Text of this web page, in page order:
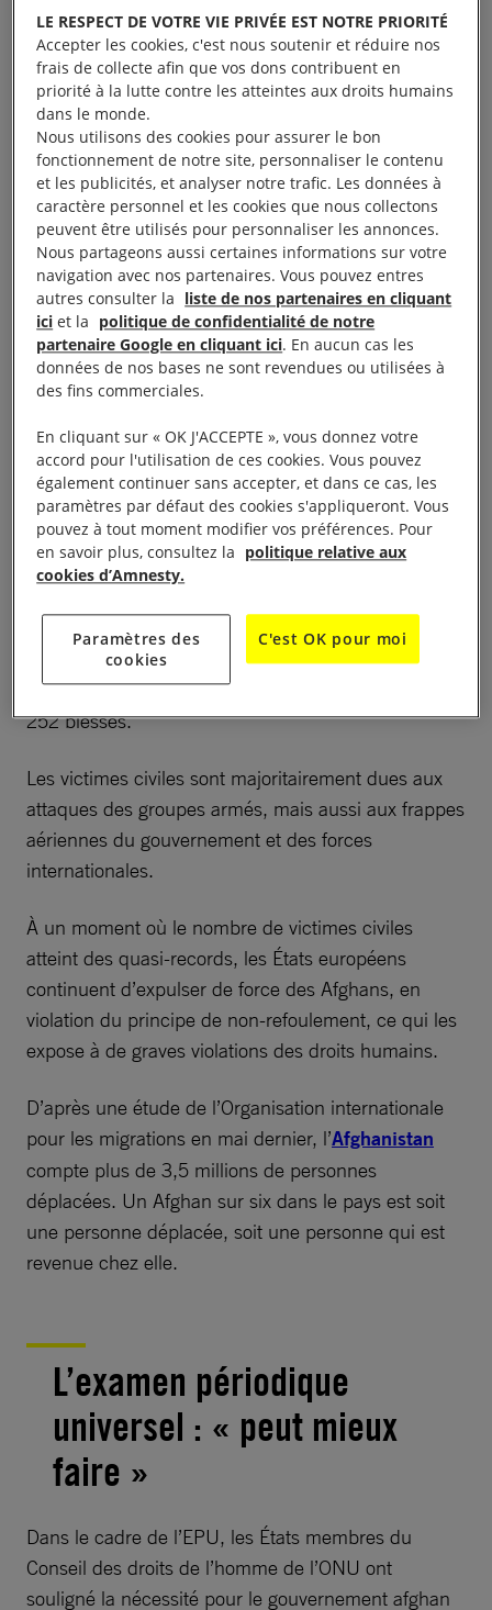
davantage pour la protection des défenseurs des
droits humains.
À lire aussi :
Des victimes civiles
toujours aussi nombreuses
Au cours des neuf premiers mois
de l’année 2018, 2 798 civils ont
été tués et 5 252 blessés.
Selon la Mission d’assistance des Nations unies en
Afghanistan (MANUA), au cours des neuf premiers
mois de l’année 2018, 2 798 civils ont été tués et 5
252 blessés.
Les victimes civiles sont majoritairement dues aux
attaques des groupes armés, mais aussi aux frappes
aériennes du gouvernement et des forces
internationales.
À un moment où le nombre de victimes civiles
atteint des quasi-records, les États européens
continuent d’expulser de force des Afghans, en
violation du principe de non-refoulement, ce qui les
expose à de graves violations des droits humains.
D’après une étude de l’Organisation internationale
pour les migrations en mai dernier, l’Afghanistan
compte plus de 3,5 millions de personnes
déplacées. Un Afghan sur six dans le pays est soit
une personne déplacée, soit une personne qui est
revenue chez elle.
L’examen périodique
universel : « peut mieux
faire »
Dans le cadre de l’EPU, les États membres du
Conseil des droits de l’homme de l’ONU ont
souligné la nécessité pour le gouvernement afghan
LE RESPECT DE VOTRE VIE PRIVÉE EST NOTRE PRIORITÉ
Accepter les cookies, c'est nous soutenir et réduire nos
frais de collecte afin que vos dons contribuent en
priorité à la lutte contre les atteintes aux droits humains
dans le monde.
Nous utilisons des cookies pour assurer le bon
fonctionnement de notre site, personnaliser le contenu
et les publicités, et analyser notre trafic. Les données à
caractère personnel et les cookies que nous collectons
peuvent être utilisés pour personnaliser les annonces.
Nous partageons aussi certaines informations sur votre
navigation avec nos partenaires. Vous pouvez entres
autres consulter la liste de nos partenaires en cliquant
ici et la politique de confidentialité de notre
partenaire Google en cliquant ici. En aucun cas les
données de nos bases ne sont revendues ou utilisées à
des fins commerciales.
En cliquant sur « OK J'ACCEPTE », vous donnez votre
accord pour l'utilisation de ces cookies. Vous pouvez
également continuer sans accepter, et dans ce cas, les
paramètres par défaut des cookies s'appliqueront. Vous
pouvez à tout moment modifier vos préférences. Pour
en savoir plus, consultez la politique relative aux
cookies d’Amnesty.
Paramètres des
cookies
C'est OK pour moi